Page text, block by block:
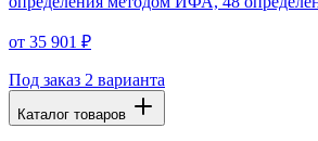
от 35 901 ₽
Под заказ 2 варианта
Каталог товаров